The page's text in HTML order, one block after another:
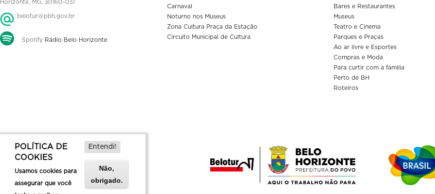
Horizonte, MG, 30160-031
belotur@pbh.gov.br
Spotify Rádio Belo Horizonte
Carnaval
Noturno nos Museus
Zona Cultura Praça da Estação
Circuito Municipal de Cultura
Bares e Restaurantes
Museus
Teatro e Cinema
Parques e Praças
Ao ar livre e Esportes
Compras e Moda
Para curtir com a familia
Perto de BH
Roteiros
POLÍTICA DE
COOKIES
Usamos cookies para
assegurar que você
Entendi!
Não,
obrigado.